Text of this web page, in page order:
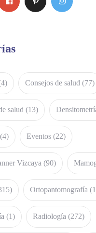
Consejos de salud (77)
salud (13)
(4) Eventos (22)
Vizcaya (90)
Ortopantomografía
(1) Radiología (272)